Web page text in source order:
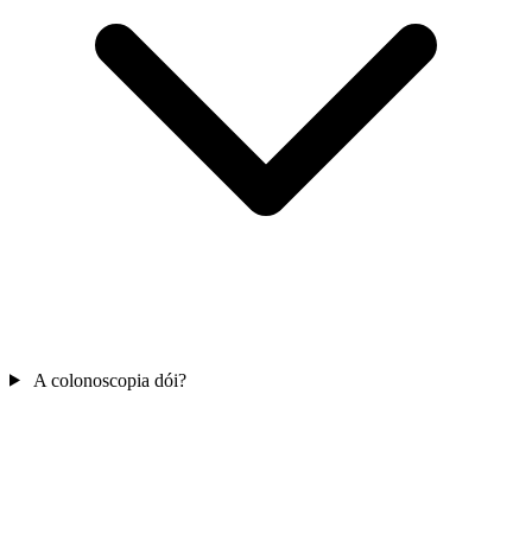
A colonoscopia dói?